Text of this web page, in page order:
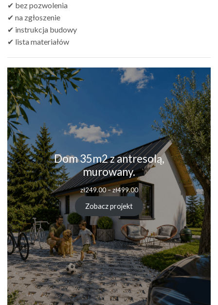
✔ bez pozwolenia
✔ na zgłoszenie
✔ instrukcja budowy
✔ lista materiałów
Dom 35m2 z antresolą,
murowany.
zł249.00–zł499.00Zakres
cen:
od
zł249.00
do
zł499.00
Zobacz projekt